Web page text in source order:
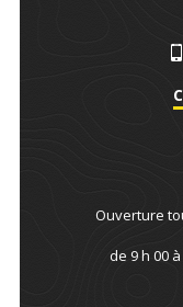
Ouverture
de 9 h 00